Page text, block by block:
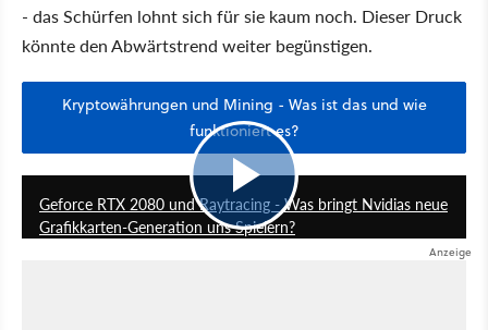
- das Schürfen lohnt sich für sie kaum noch. Dieser Druck
könnte den Abwärtstrend weiter begünstigen.
Kryptowährungen und Mining - Was ist das und wie
funktioniert es?
12:29
Geforce RTX 2080 und Raytracing - Was bringt Nvidias neue
Grafikkarten-Generation uns Spielern?